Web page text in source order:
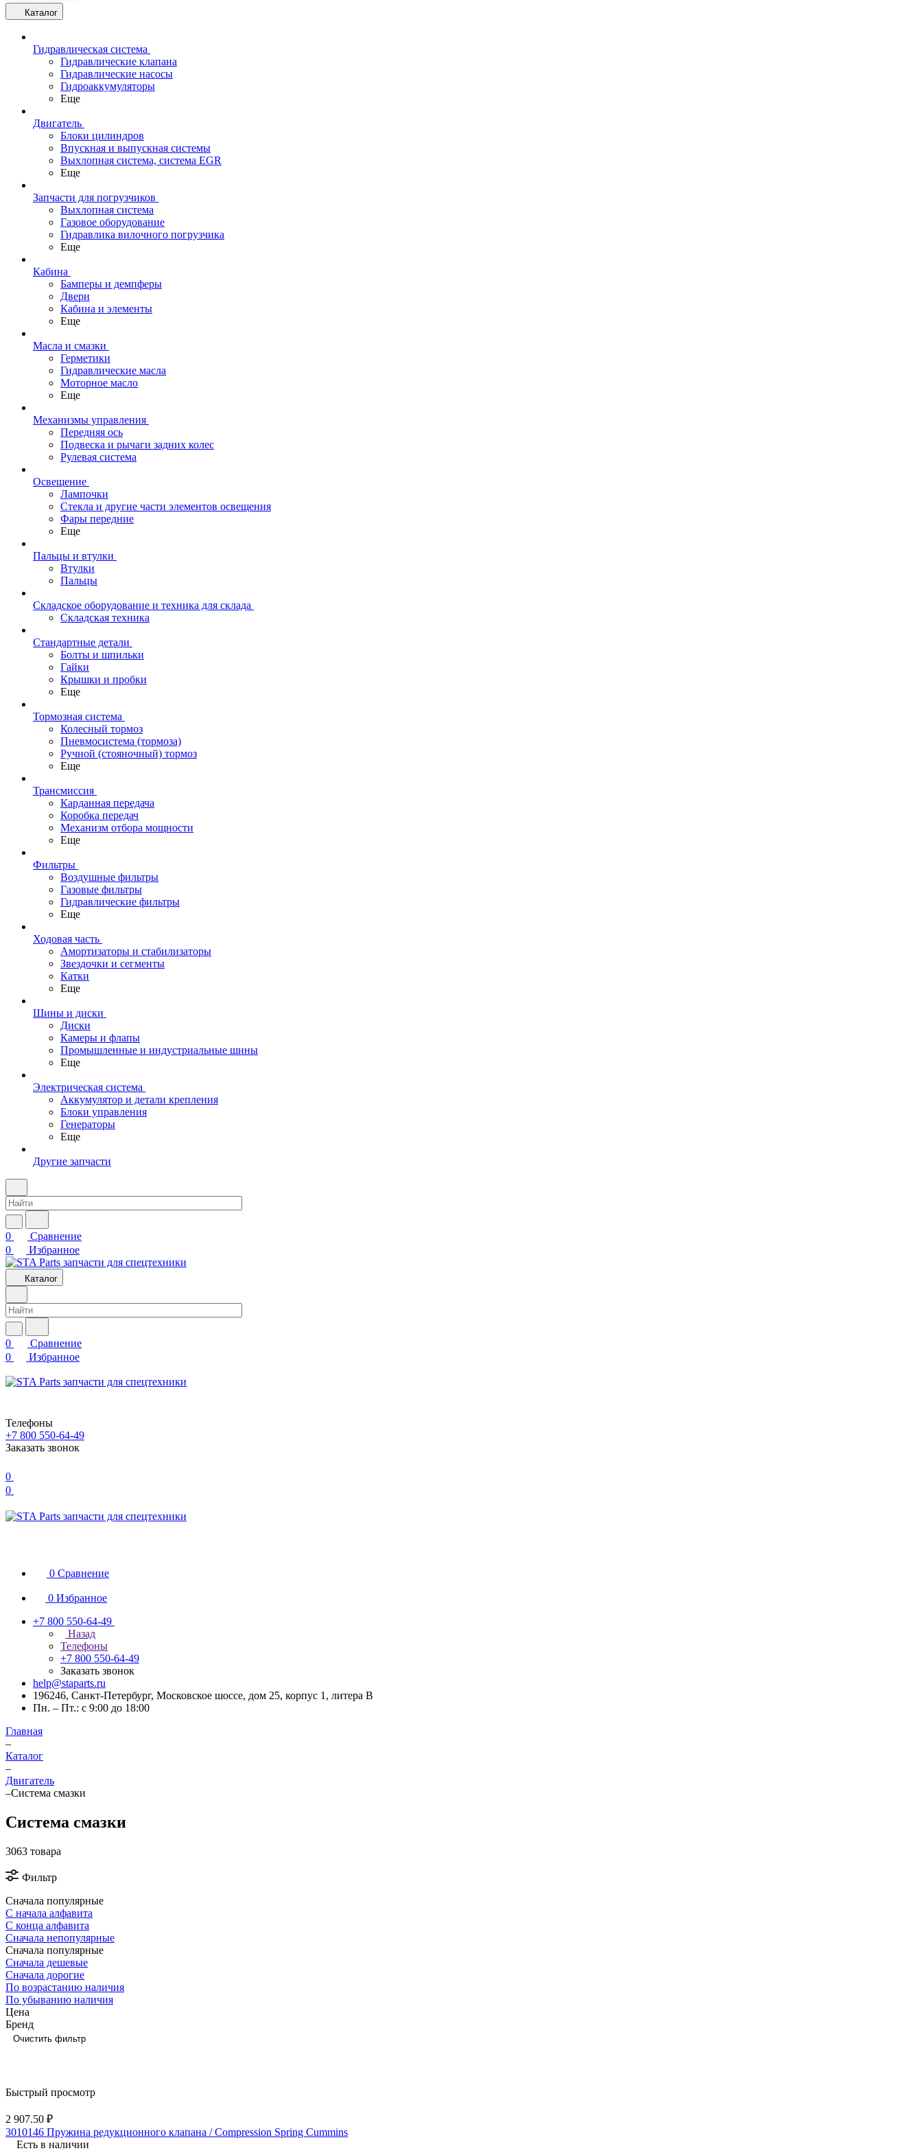
Каталог
Гидравлическая система
Гидравлические клапана
Гидравлические насосы
Гидроаккумуляторы
Еще
Двигатель
Блоки цилиндров
Впускная и выпускная системы
Выхлопная система, система EGR
Еще
Запчасти для погрузчиков
Выхлопная система
Газовое оборудование
Гидравлика вилочного погрузчика
Еще
Кабина
Бамперы и демпферы
Двери
Кабина и элементы
Еще
Масла и смазки
Герметики
Гидравлические масла
Моторное масло
Еще
Механизмы управления
Передняя ось
Подвеска и рычаги задних колес
Рулевая система
Освещение
Лампочки
Стекла и другие части элементов освещения
Фары передние
Еще
Пальцы и втулки
Втулки
Пальцы
Складское оборудование и техника для склада
Складская техника
Стандартные детали
Болты и шпильки
Гайки
Крышки и пробки
Еще
Тормозная система
Колесный тормоз
Пневмосиcтема (тормоза)
Ручной (стояночный) тормоз
Еще
Трансмиссия
Карданная передача
Коробка передач
Механизм отбора мощности
Еще
Фильтры
Воздушные фильтры
Газовые фильтры
Гидравлические фильтры
Еще
Ходовая часть
Амортизаторы и стабилизаторы
Звездочки и сегменты
Катки
Еще
Шины и диски
Диски
Камеры и флапы
Промышленные и индустриальные шины
Еще
Электрическая система
Аккумулятор и детали крепления
Блоки управления
Генераторы
Еще
Другие запчасти
0
Сравнение
0
Избранное
Каталог
0
Сравнение
0
Избранное
Телефоны
+7 800 550-64-49
Заказать звонок
0
0
0 Сравнение
0 Избранное
+7 800 550-64-49
Назад
Телефоны
+7 800 550-64-49
Заказать звонок
help@staparts.ru
196246, Санкт-Петербург, Московское шоссе, дом 25, корпус 1, литера В
Пн. – Пт.: с 9:00 до 18:00
Главная
–
Каталог
–
Двигатель
–Система смазки
Система смазки
3063 товара
Фильтр
Сначала популярные
С начала алфавита
С конца алфавита
Сначала непопулярные
Сначала популярные
Сначала дешевые
Сначала дорогие
По возрастанию наличия
По убыванию наличия
Цена
Бренд
Очистить фильтр
Быстрый просмотр
2 907.50 ₽
3010146 Пружина редукционного клапана / Compression Spring Cummins
Есть в наличии